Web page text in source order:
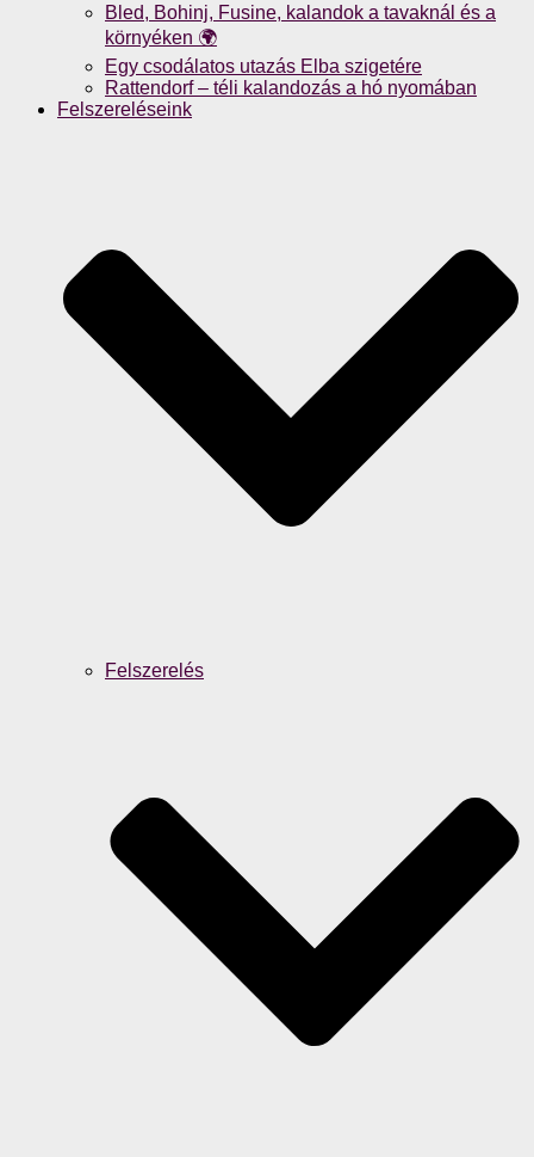
Bled, Bohinj, Fusine, kalandok a tavaknál és a
környéken 🌍
Egy csodálatos utazás Elba szigetére
Rattendorf – téli kalandozás a hó nyomában
Felszereléseink
Felszerelés